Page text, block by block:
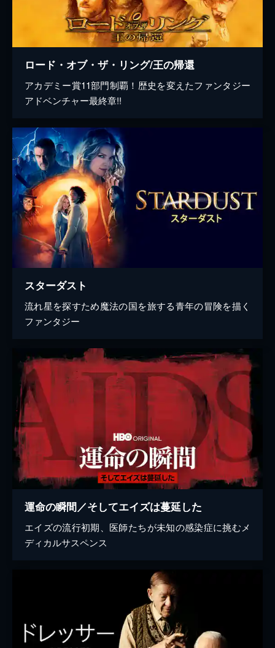
ロード・オブ・ザ・リング/王の帰還
アカデミー賞11部門制覇！歴史を変えたファンタジー
アドベンチャー最終章!!
スターダスト
流れ星を探すため魔法の国を旅する青年の冒険を描く
ファンタジー
運命の瞬間／そしてエイズは蔓延した
エイズの流行初期、医師たちが未知の感染症に挑むメ
ディカルサスペンス